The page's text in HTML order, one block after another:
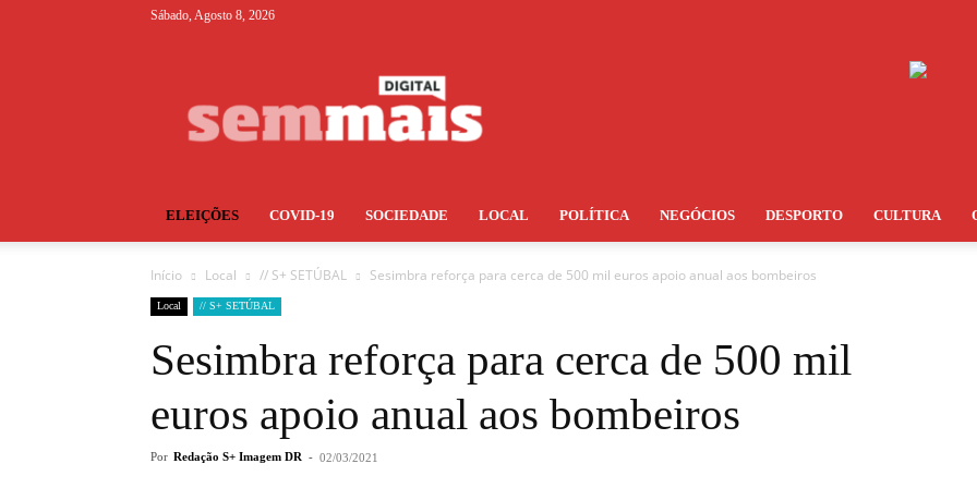
Sábado, Agosto 8, 2026
ELEIÇÕES COVID-19 SOCIEDADE LOCAL POLÍTICA NEGÓCIOS DESPORTO CULTURA
Início Local // S+ SETÚBAL Sesimbra reforça para cerca de 500 mil euros apoio anual aos bombeiros
Local // S+ SETÚBAL
Sesimbra reforça para cerca de 500 mil
euros apoio anual aos bombeiros
Por Redação S+ Imagem DR - 02/03/2021